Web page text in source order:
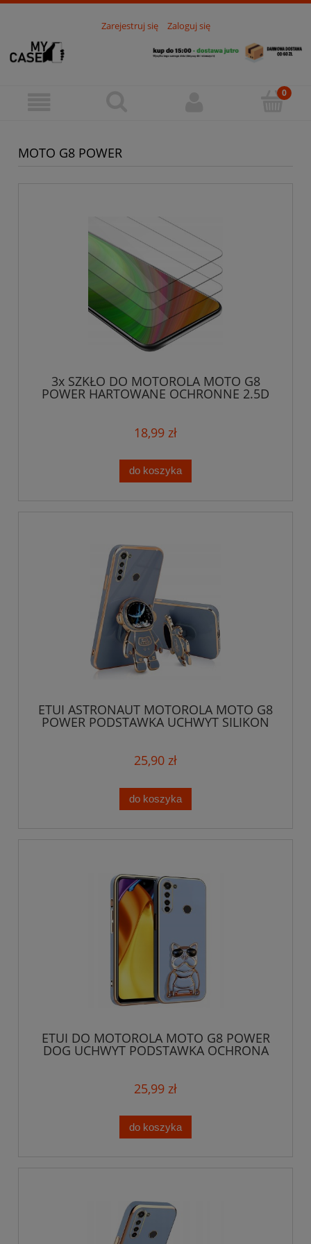
Zarejestruj się Zaloguj się
MOTO G8 POWER
3x SZKŁO DO MOTOROLA MOTO G8
POWER HARTOWANE OCHRONNE 2.5D
18,99 zł
do koszyka
ETUI ASTRONAUT MOTOROLA MOTO G8
POWER PODSTAWKA UCHWYT SILIKON
25,90 zł
do koszyka
ETUI DO MOTOROLA MOTO G8 POWER
DOG UCHWYT PODSTAWKA OCHRONA
25,99 zł
do koszyka